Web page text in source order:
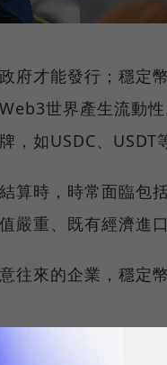
府才能發行；穩定
世界產生流動
如USDC、USDT
算時，時常面臨包
嚴重、既有經濟進
往來的企業，穩定